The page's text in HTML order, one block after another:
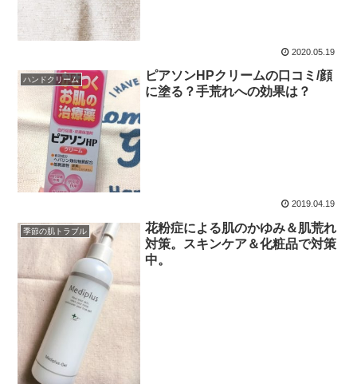
2020.05.19
ハンドクリーム
ピアソンHPクリームの口コミ/顔
に塗る？手荒れへの効果は？
2019.04.19
季節の肌トラブル
花粉症による肌のかゆみ＆肌荒れ
対策。スキンケア＆化粧品で対策
中。